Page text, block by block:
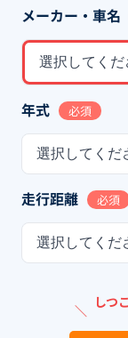
メーカー・車名
選択してくだ
年式 必須
選択してくだ
走行距離 必須
選択してくだ
＼ しつ